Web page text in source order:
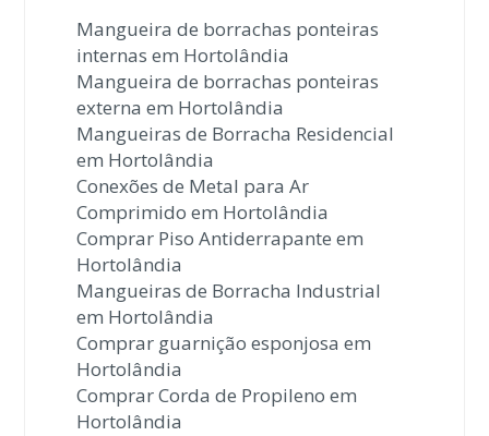
Mangueira de borrachas ponteiras
internas em Hortolândia
Mangueira de borrachas ponteiras
externa em Hortolândia
Mangueiras de Borracha Residencial
em Hortolândia
Conexões de Metal para Ar
Comprimido em Hortolândia
Comprar Piso Antiderrapante em
Hortolândia
Mangueiras de Borracha Industrial
em Hortolândia
Comprar guarnição esponjosa em
Hortolândia
Comprar Corda de Propileno em
Hortolândia